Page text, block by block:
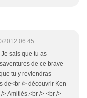
2012 06:45
Je sais que tu as
de ce brave
tu y reviendras
de<br /> découvrir Ken
> Amitiés.<br /> <br />